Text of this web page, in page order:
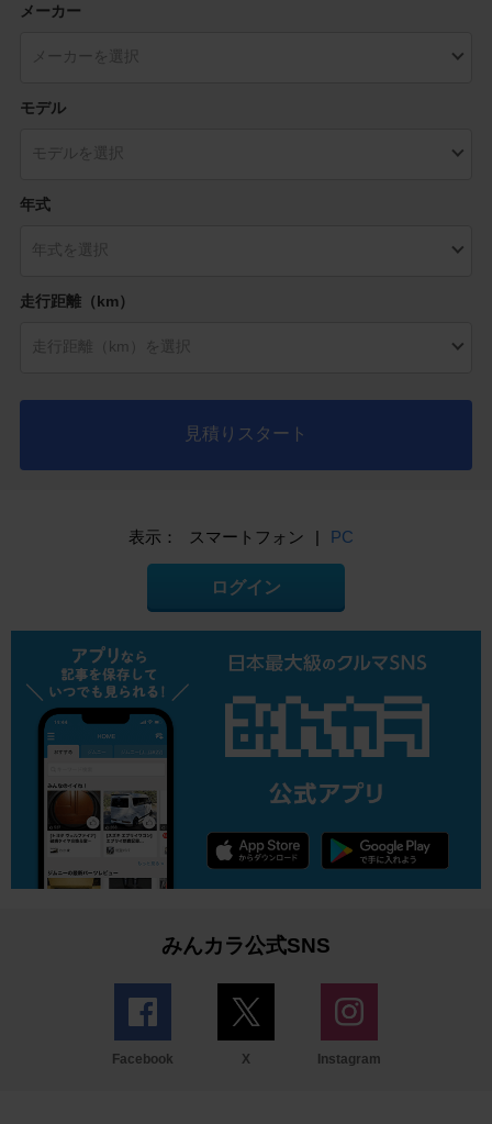
メーカー
モデル
年式
走行距離（km）
見積りスタート
表示： スマートフォン | PC
ログイン
みんカラ公式SNS
Facebook X Instagram